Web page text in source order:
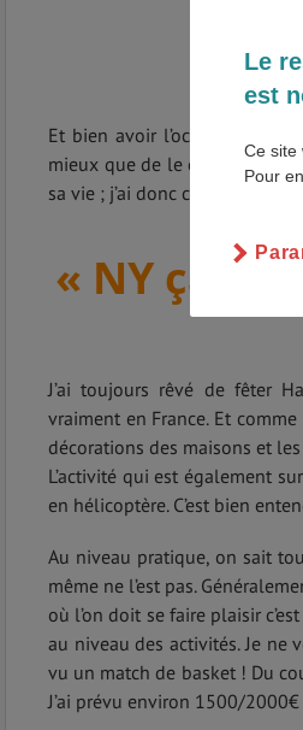
Et bien avoir l’occasion de
mieux que de le célébrer à
sa vie ; j’ai donc choisie de
« NY ça ne
J’ai toujours rêvé de fêter
vraiment en France. Et
décorations des maisons et
L’activité qui est également
en hélicoptère. C’est bien
Au niveau pratique, on sait
même ne l’est pas.
où l’on doit se faire plaisir
au niveau des activités. Je
vu un match de basket ! Du
J’ai prévu environ 1500/
Le
est
Ce site
Pour